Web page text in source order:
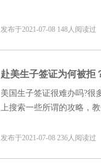
发布于2021-07-08 148人阅读过
赴美生子签证为何被拒
美国生子签证很难办吗?很
上搜索一些所谓的攻略，
福想说，一定要把签证重
发布于2021-07-08 236人阅读过